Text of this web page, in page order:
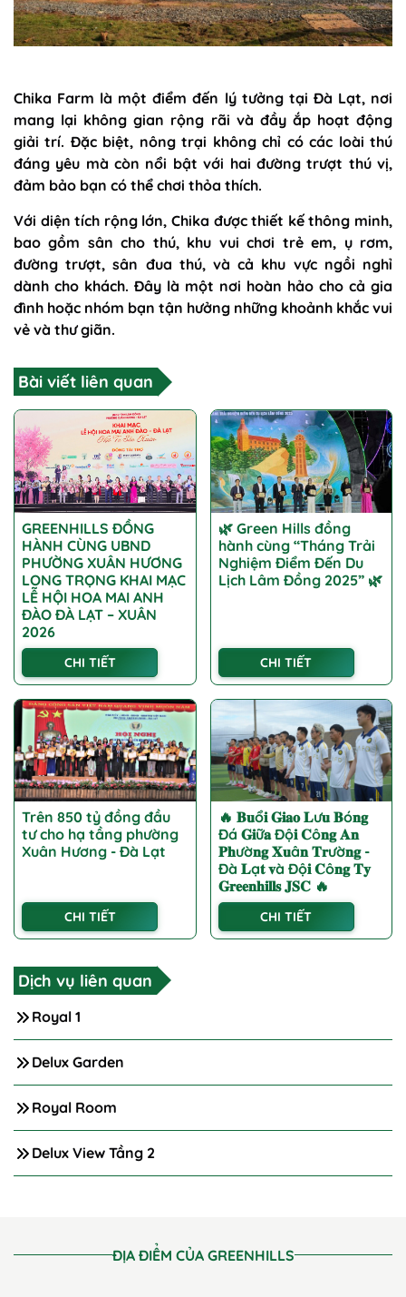
Chika Farm là một điểm đến lý tưởng tại Đà Lạt, nơi
mang lại không gian rộng rãi và đầy ắp hoạt động
giải trí. Đặc biệt, nông trại không chỉ có các loài thú
đáng yêu mà còn nổi bật với hai đường trượt thú vị,
đảm bảo bạn có thể chơi thỏa thích.
Với diện tích rộng lớn, Chika được thiết kế thông minh,
bao gồm sân cho thú, khu vui chơi trẻ em, ụ rơm,
đường trượt, sân đua thú, và cả khu vực ngồi nghỉ
dành cho khách. Đây là một nơi hoàn hảo cho cả gia
đình hoặc nhóm bạn tận hưởng những khoảnh khắc vui
vẻ và thư giãn.
Bài viết liên quan
GREENHILLS ĐỒNG
HÀNH CÙNG UBND
PHƯỜNG XUÂN HƯƠNG
LONG TRỌNG KHAI MẠC
LỄ HỘI HOA MAI ANH
ĐÀO ĐÀ LẠT – XUÂN
2026
CHI TIẾT
🌿 Green Hills đồng
hành cùng “Tháng Trải
Nghiệm Điểm Đến Du
Lịch Lâm Đồng 2025” 🌿
CHI TIẾT
Trên 850 tỷ đồng đầu
tư cho hạ tầng phường
Xuân Hương - Đà Lạt
CHI TIẾT
🔥 𝐁𝐮ổ𝐢 𝐆𝐢𝐚𝐨 𝐋ư𝐮 𝐁ó𝐧𝐠
Đá 𝐆𝐢ữ𝐚 Độ𝐢 𝐂ô𝐧𝐠 𝐀𝐧
𝐏𝐡ườ𝐧𝐠 𝐗𝐮â𝐧 𝐓𝐫ườ𝐧𝐠 -
Đà 𝐋ạ𝐭 𝐯à Độ𝐢 𝐂ô𝐧𝐠 𝐓𝐲
𝐆𝐫𝐞𝐞𝐧𝐡𝐢𝐥𝐥𝐬 𝐉𝐒𝐂 🔥
CHI TIẾT
Dịch vụ liên quan
Royal 1
Delux Garden
Royal Room
Delux View Tầng 2
ĐỊA ĐIỂM CỦA GREENHILLS